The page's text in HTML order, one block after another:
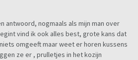
antwoord, nogmaals als mijn man over
vind ik ook alles best, grote kans dat
omgeeft maar weet er horen kussens
ze er , prulletjes in het kozijn